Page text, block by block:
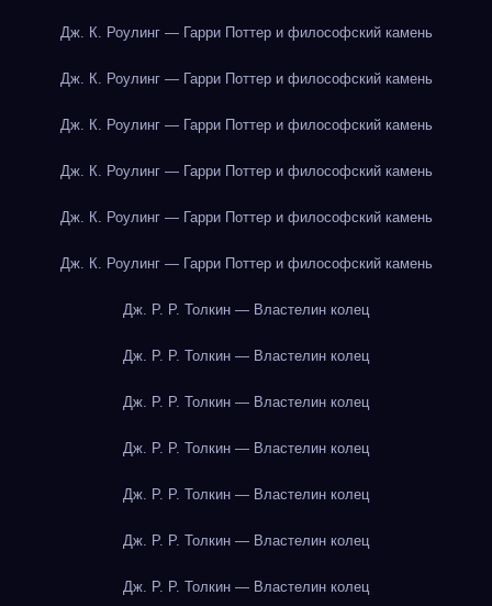
Дж. К. Роулинг — Гарри Поттер и философский камень
Дж. К. Роулинг — Гарри Поттер и философский камень
Дж. К. Роулинг — Гарри Поттер и философский камень
Дж. К. Роулинг — Гарри Поттер и философский камень
Дж. К. Роулинг — Гарри Поттер и философский камень
Дж. К. Роулинг — Гарри Поттер и философский камень
Дж. Р. Р. Толкин — Властелин колец
Дж. Р. Р. Толкин — Властелин колец
Дж. Р. Р. Толкин — Властелин колец
Дж. Р. Р. Толкин — Властелин колец
Дж. Р. Р. Толкин — Властелин колец
Дж. Р. Р. Толкин — Властелин колец
Дж. Р. Р. Толкин — Властелин колец